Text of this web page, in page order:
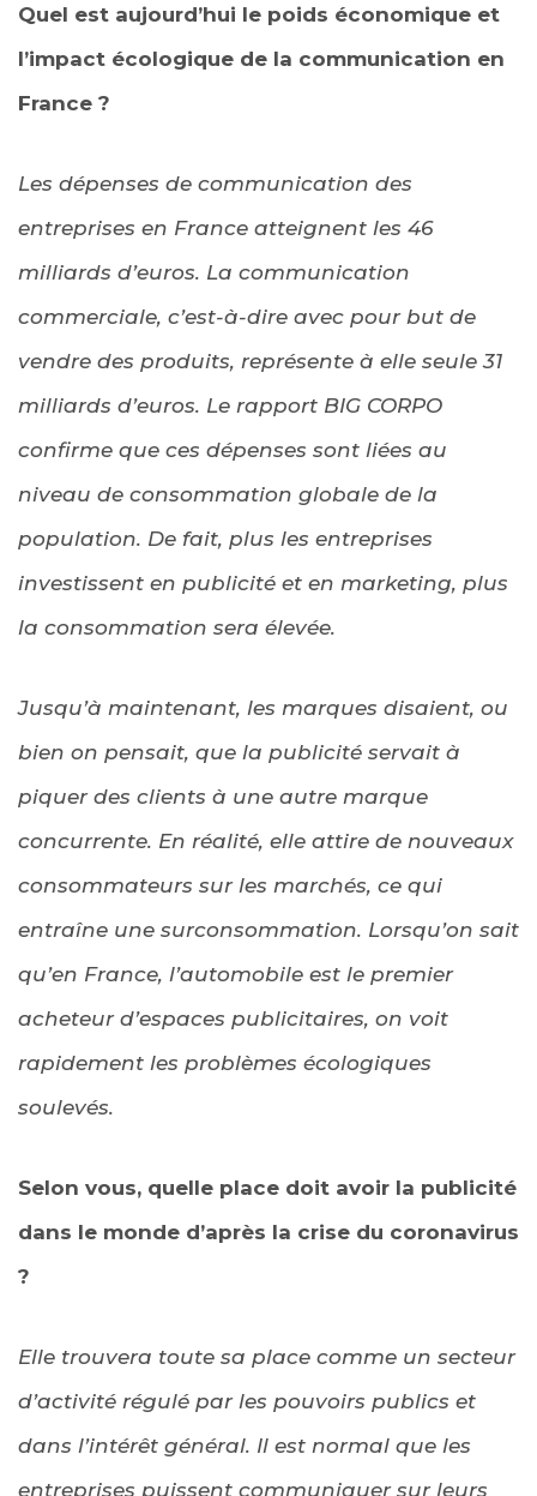
Quel est aujourd’hui le poids économique et
l’impact écologique de la communication en
France ?
Les dépenses de communication des
entreprises en France atteignent les 46
milliards d’euros. La communication
commerciale, c’est-à-dire avec pour but de
vendre des produits, représente à elle seule 31
milliards d’euros. Le rapport BIG CORPO
confirme que ces dépenses sont liées au
niveau de consommation globale de la
population. De fait, plus les entreprises
investissent en publicité et en marketing, plus
la consommation sera élevée.
Jusqu’à maintenant, les marques disaient, ou
bien on pensait, que la publicité servait à
piquer des clients à une autre marque
concurrente. En réalité, elle attire de nouveaux
consommateurs sur les marchés, ce qui
entraîne une surconsommation. Lorsqu’on sait
qu’en France, l’automobile est le premier
acheteur d’espaces publicitaires, on voit
rapidement les problèmes écologiques
soulevés.
Selon vous, quelle place doit avoir la publicité
dans le monde d’après la crise du coronavirus
?
Elle trouvera toute sa place comme un secteur
d’activité régulé par les pouvoirs publics et
dans l’intérêt général. Il est normal que les
entreprises puissent communiquer sur leurs